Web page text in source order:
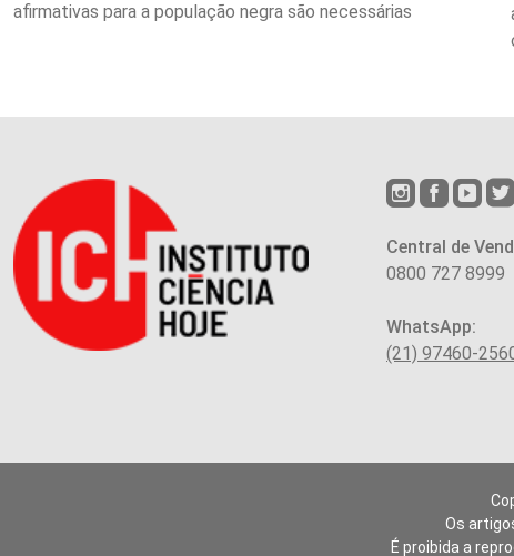
afirmativas para a população negra são necessárias
Central de
0800 727 8999
WhatsApp:
(21) 97460-
Os
É proibida a